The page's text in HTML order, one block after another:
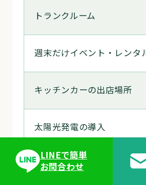
トランクルーム
週末だけイベント・レンタ
キッチンカーの出店場所
太陽光発電の導入
売却
LINEで簡単
お問合わせ